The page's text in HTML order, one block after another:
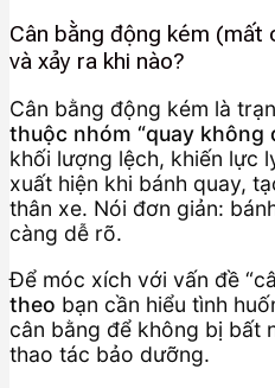
Cân bằng động kém (mất
và xảy ra khi nào?
Cân bằng động kém là
thuộc nhóm “quay không
khối lượng lệch, khiến lực
xuất hiện khi bánh quay,
thân xe. Nói đơn giản:
càng dễ rõ.
Để móc xích với vấn đề
theo bạn cần hiểu tình
cân bằng để không bị bất
thao tác bảo dưỡng.